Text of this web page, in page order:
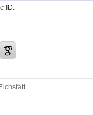
ID: